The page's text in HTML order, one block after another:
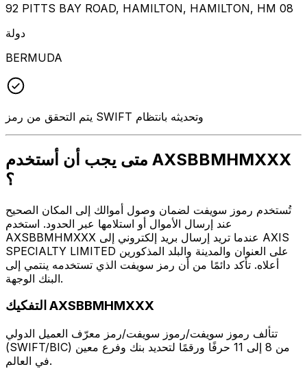
92 PITTS BAY ROAD, HAMILTON, HAMILTON, HM 08
دولة
BERMUDA
يتم التحقق من رمز SWIFT وتحديثه بانتظام
متى يجب أن أستخدم AXSBBMHMXXX
؟
تُستخدم رموز سويفت لضمان وصول أموالك إلى المكان الصحيح
عند إرسال الأموال أو استلامها عبر الحدود. استخدم
AXSBBMHMXXX عندما تريد إرسال بريد إلكتروني إلى AXIS
SPECIALTY LIMITED على العنوان والمدينة والبلد المذكورين
أعلاه. تأكد دائمًا من أن رمز سويفت الذي تستخدمه ينتمي إلى
البنك الوجهة.
التفكيك AXSBBMHMXXX
تتألف رموز سويفت/رموز سويفت/رمز معرّف العميل الدولي
(SWIFT/BIC) من 8 إلى 11 حرفًا ورقمًا لتحديد بنك وفرع معين
في العالم.